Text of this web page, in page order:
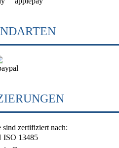
sind zertifiziert nach: